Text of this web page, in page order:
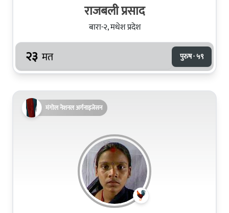
राजबली प्रसाद
बारा-२, मधेश प्रदेश
२३ मत पुरुष · ५९
मंगोल नेशनल अर्गनाइजेसन